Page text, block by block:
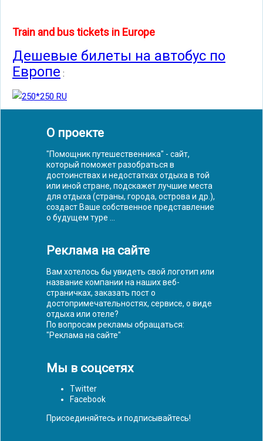
Train and bus tickets in Europe
Дешевые билеты на автобус по
Европе :
О проекте
"Помощник путешественника" - сайт,
который поможет разобраться в
достоинствах и недостатках отдыха в той
или иной стране, подскажет лучшие места
для отдыха (страны, города, острова и др.),
создаст Ваше собственное представление
о будущем туре ...
Реклама на сайте
Вам хотелось бы увидеть свой логотип или
название компании на наших веб-
страничках, заказать пост о
достопримечательностях, сервисе, о виде
отдыха или отеле?
По вопросам рекламы обращаться:
"Реклама на сайте"
Мы в соцсетях
Twitter
Facebook
Присоединяйтесь и подписывайтесь!